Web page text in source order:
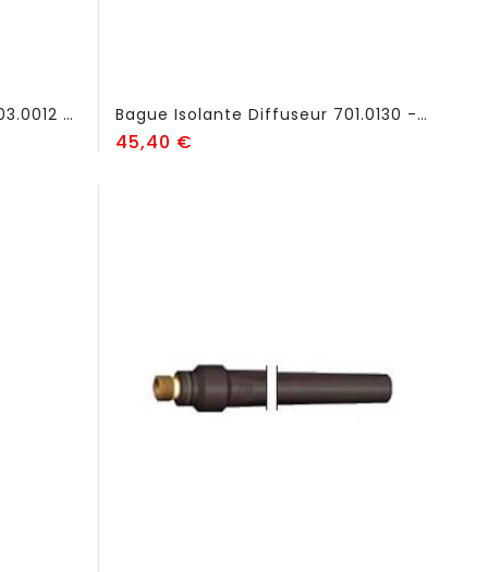
Bague Isolante Bouchon 703.0012 - FSK840 Bague Isolante Diffuseur 701.0130 - FSK660
45,40 €